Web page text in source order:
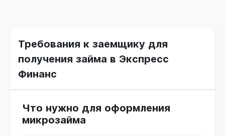
Требования к заемщику для
получения займа в Экспресс
Финанс
Что нужно для оформления
микрозайма